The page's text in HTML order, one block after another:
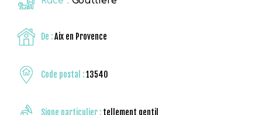
De :Aix en Provence
Code postal :13540
Signe particulier : tellement gentil